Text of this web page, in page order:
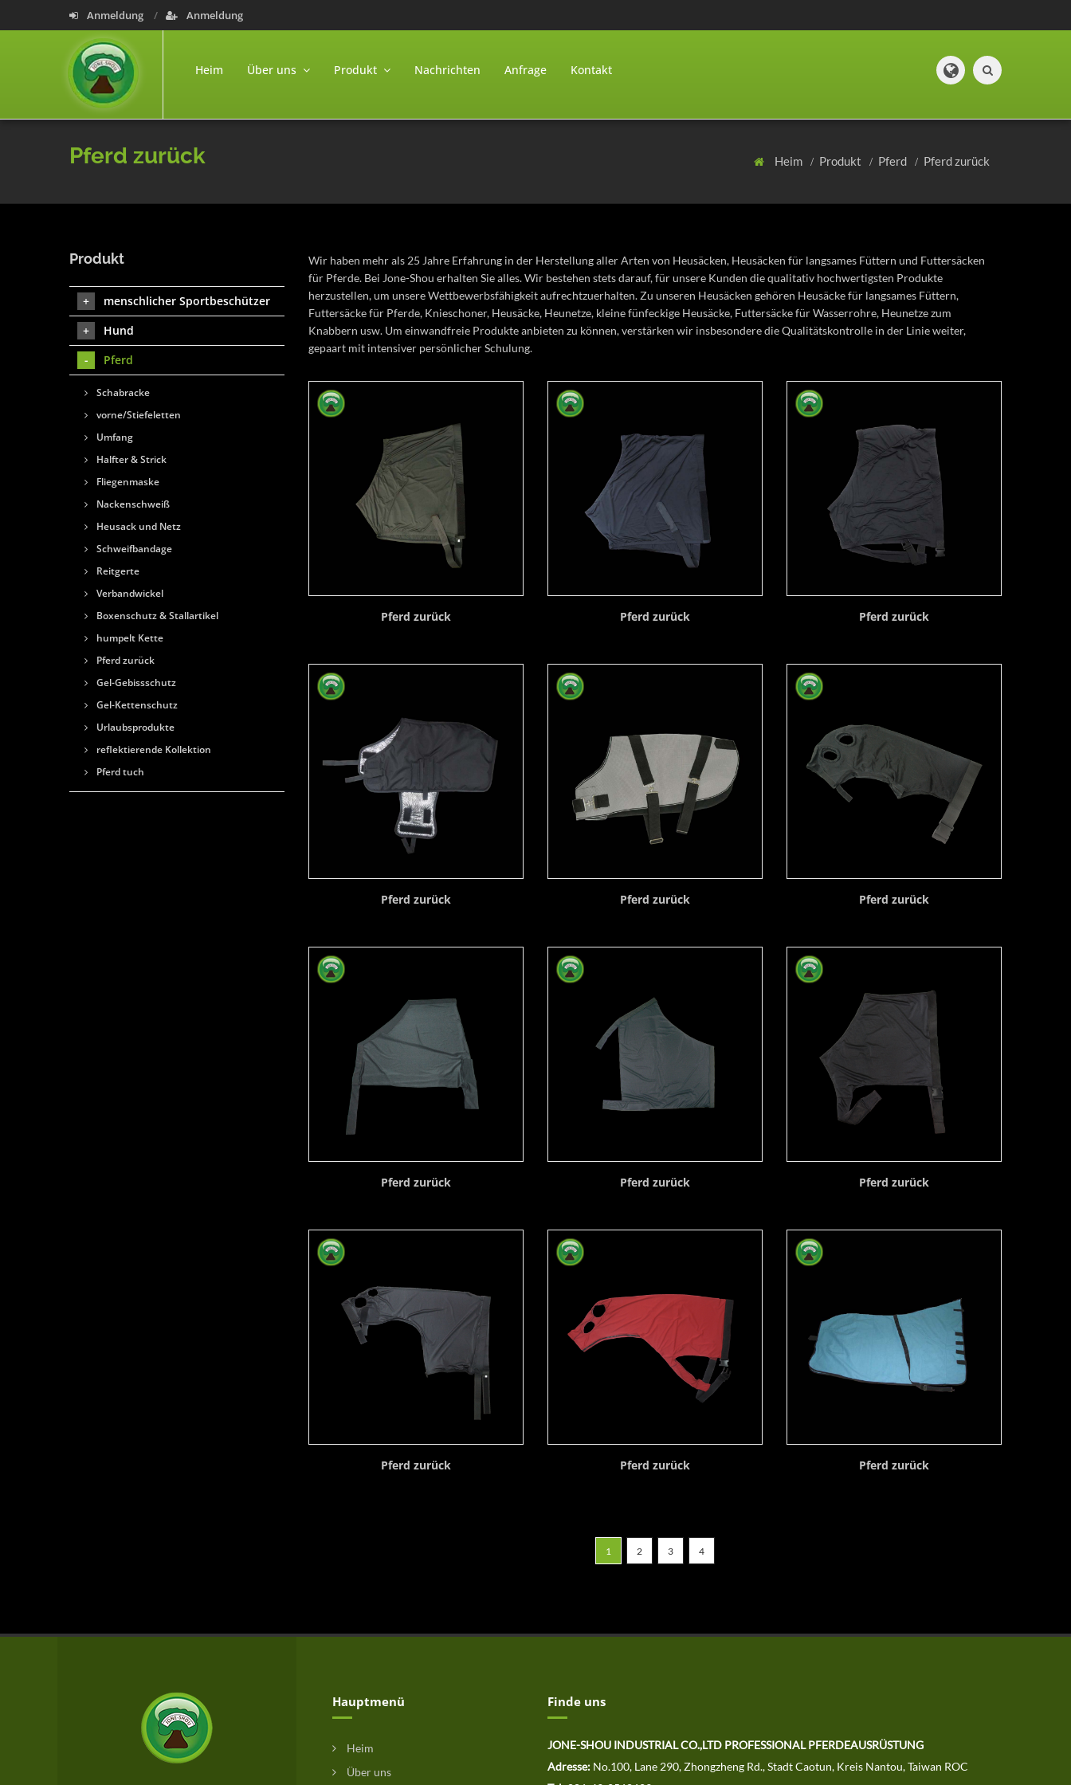
Anmeldung Anmeldung
Heim Über uns Produkt Nachrichten Anfrage Kontakt
Pferd zurück Heim Produkt Pferd Pferd zurück
Wir haben mehr als 25 Jahre Erfahrung in der Herstellung aller Arten von Heusäcken, Heusäcken für langsames Füttern und Futtersäcken
für Pferde. Bei Jone-Shou erhalten Sie alles. Wir bestehen stets darauf, für unsere Kunden die qualitativ hochwertigsten Produkte
herzustellen, um unsere Wettbewerbsfähigkeit aufrechtzuerhalten. Zu unseren Heusäcken gehören Heusäcke für langsames Füttern,
Futtersäcke für Pferde, Knieschoner, Heusäcke, Heunetze, kleine fünfeckige Heusäcke, Futtersäcke für Wasserrohre, Heunetze zum
Knabbern usw. Um einwandfreie Produkte anbieten zu können, verstärken wir insbesondere die Qualitätskontrolle in der Linie weiter,
gepaart mit intensiver persönlicher Schulung.
Pferd zurück Pferd zurück Pferd zurück
Pferd zurück Pferd zurück Pferd zurück
Pferd zurück Pferd zurück Pferd zurück
Pferd zurück Pferd zurück Pferd zurück
1 2 3 4
Produkt
menschlicher Sportbeschützer
Hund
Pferd
Schabracke
vorne/Stiefeletten
Umfang
Halfter & Strick
Fliegenmaske
Nackenschweiß
Heusack und Netz
Schweifbandage
Reitgerte
Verbandwickel
Boxenschutz & Stallartikel
humpelt Kette
Pferd zurück
Gel-Gebissschutz
Gel-Kettenschutz
Urlaubsprodukte
reflektierende Kollektion
Pferd tuch
Hauptmenü
Heim
Über uns
Finde uns
JONE-SHOU INDUSTRIAL CO.,LTD PROFESSIONAL PFERDEAUSRÜSTUNG
Adresse: No.100, Lane 290, Zhongzheng Rd., Stadt Caotun, Kreis Nantou, Taiwan ROC